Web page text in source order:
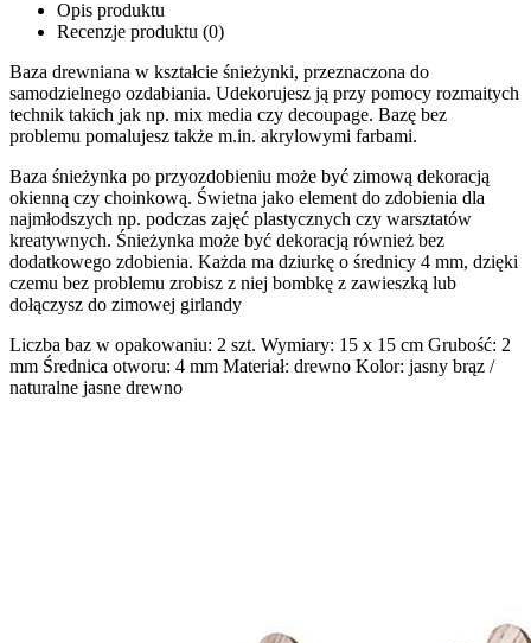
Opis produktu
Recenzje produktu (0)
Baza drewniana w kształcie śnieżynki, przeznaczona do
samodzielnego ozdabiania. Udekorujesz ją przy pomocy rozmaitych
technik takich jak np. mix media czy decoupage. Bazę bez
problemu pomalujesz także m.in. akrylowymi farbami.
Baza śnieżynka po przyozdobieniu może być zimową dekoracją
okienną czy choinkową. Świetna jako element do zdobienia dla
najmłodszych np. podczas zajęć plastycznych czy warsztatów
kreatywnych. Śnieżynka może być dekoracją również bez
dodatkowego zdobienia. Każda ma dziurkę o średnicy 4 mm, dzięki
czemu bez problemu zrobisz z niej bombkę z zawieszką lub
dołączysz do zimowej girlandy
Liczba baz w opakowaniu: 2 szt. Wymiary: 15 x 15 cm Grubość: 2
mm Średnica otworu: 4 mm Materiał: drewno Kolor: jasny brąz /
naturalne jasne drewno